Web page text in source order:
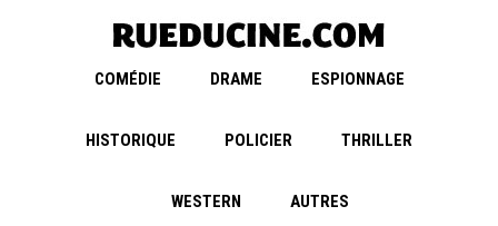
COMÉDIE DRAME ESPIONNAGE
HISTORIQUE POLICIER THRILLER
WESTERN AUTRES